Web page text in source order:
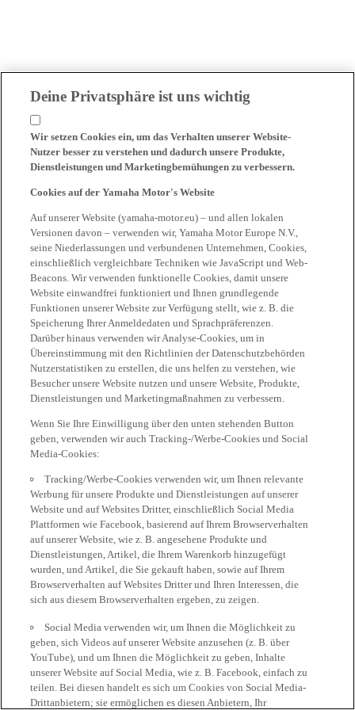
Deine Privatsphäre ist uns wichtig
Wir setzen Cookies ein, um das Verhalten unserer Website-
Nutzer besser zu verstehen und dadurch unsere Produkte,
Dienstleistungen und Marketingbemühungen zu verbessern.
Cookies auf der Yamaha Motor's Website
Auf unserer Website (yamaha-motor.eu) – und allen lokalen
Versionen davon – verwenden wir, Yamaha Motor Europe N.V.,
seine Niederlassungen und verbundenen Unternehmen, Cookies,
einschließlich vergleichbare Techniken wie JavaScript und Web-
Beacons. Wir verwenden funktionelle Cookies, damit unsere
Website einwandfrei funktioniert und Ihnen grundlegende
Funktionen unserer Website zur Verfügung stellt, wie z. B. die
Speicherung Ihrer Anmeldedaten und Sprachpräferenzen.
Darüber hinaus verwenden wir Analyse-Cookies, um in
Übereinstimmung mit den Richtlinien der Datenschutzbehörden
Nutzerstatistiken zu erstellen, die uns helfen zu verstehen, wie
Besucher unsere Website nutzen und unsere Website, Produkte,
Dienstleistungen und Marketingmaßnahmen zu verbessern.
Wenn Sie Ihre Einwilligung über den unten stehenden Button
geben, verwenden wir auch Tracking-/Werbe-Cookies und Social
Media-Cookies:
Tracking/Werbe-Cookies verwenden wir, um Ihnen relevante
Werbung für unsere Produkte und Dienstleistungen auf unserer
Website und auf Websites Dritter, einschließlich Social Media
Plattformen wie Facebook, basierend auf Ihrem Browserverhalten
auf unserer Website, wie z. B. angesehene Produkte und
Dienstleistungen, Artikel, die Ihrem Warenkorb hinzugefügt
wurden, und Artikel, die Sie gekauft haben, sowie auf Ihrem
Browserverhalten auf Websites Dritter und Ihren Interessen, die
sich aus diesem Browserverhalten ergeben, zu zeigen.
Social Media verwenden wir, um Ihnen die Möglichkeit zu
geben, sich Videos auf unserer Website anzusehen (z. B. über
YouTube), und um Ihnen die Möglichkeit zu geben, Inhalte
unserer Website auf Social Media, wie z. B. Facebook, einfach zu
teilen. Bei diesen handelt es sich um Cookies von Social Media-
Drittanbietern; sie ermöglichen es diesen Anbietern, Ihr